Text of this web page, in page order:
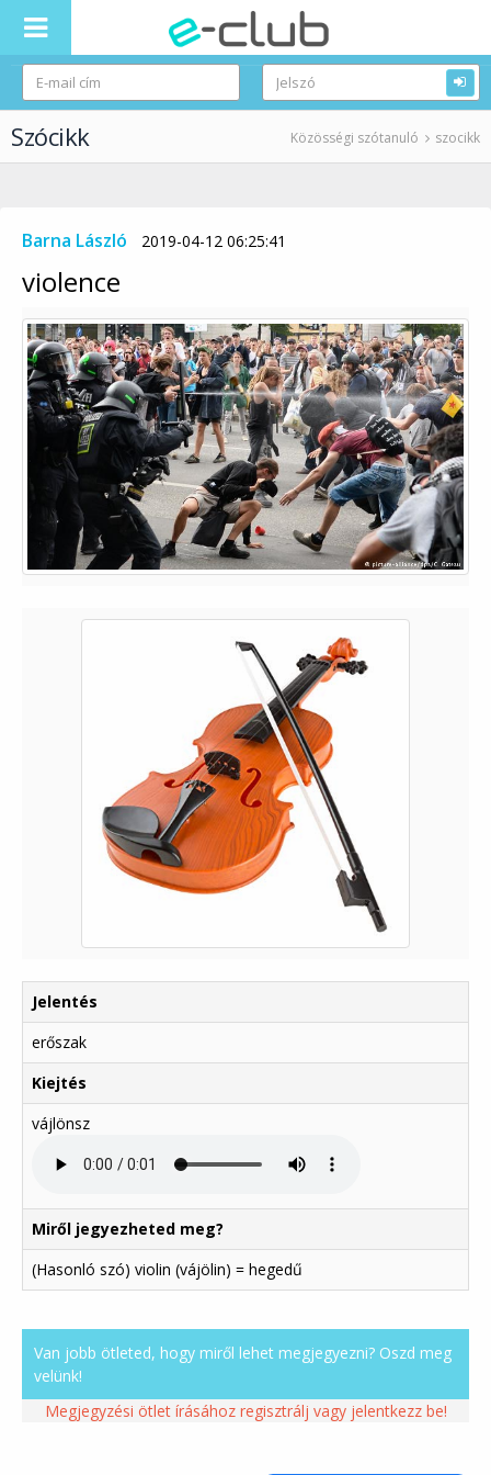
Szócikk Közösségi szótanuló szocikk
Barna László 2019-04-12 06:25:41
violence
Jelentés
erőszak
Kiejtés
vájlönsz
Miről jegyezheted meg?
(Hasonló szó) violin (vájölin) = hegedű
Van jobb ötleted, hogy miről lehet megjegyezni? Oszd meg
velünk!
Megjegyzési ötlet írásához regisztrálj vagy jelentkezz be!